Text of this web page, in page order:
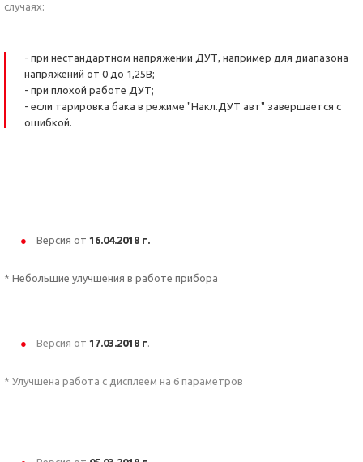
случаях:
- при нестандартном напряжении ДУТ, например для диапазона
напряжений от 0 до 1,25В;
- при плохой работе ДУТ;
- если тарировка бака в режиме "Накл.ДУТ авт" завершается с
ошибкой.
Версия от 16.04.2018 г.
* Небольшие улучшения в работе прибора
Версия от 17.03.2018 г.
* Улучшена работа с дисплеем на 6 параметров